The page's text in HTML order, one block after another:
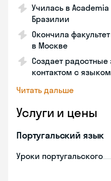
Училась в
Бразилии
Окончила
в Москве
Создает
контактом с языком
Читать дальше
Услуги и цены
Португальский язык
Уроки португальского